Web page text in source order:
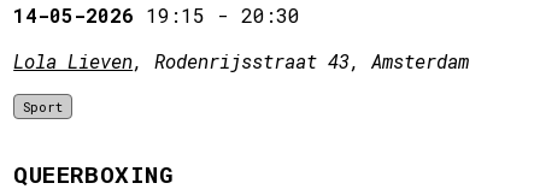
14-05-2026 19:15 -20:30
Lola Lieven, Rodenrijsstraat 43, Amsterdam
Sport
QUEERBOXING